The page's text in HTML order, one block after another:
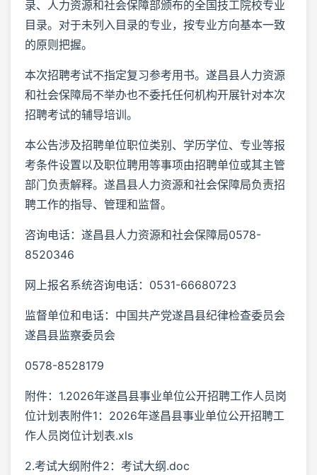
录、人力资源和社会保障部颁布的全国技工院校专业
目录。对于未列入目录的专业，按专业方向基本一致
的原则把握。
本次招聘考试不指定复习参考用书。遂昌县人力资源
和社会保障局不举办也不委托任何机构开展针对本次
招聘考试的辅导培训。
本公告涉及招聘单位职位类别、学历学位、专业等报
考条件设置以及职位聘用等事项由招聘单位或其主管
部门负责解释。遂昌县人力资源和社会保障局负责招
聘工作的指导、管理和监督。
咨询电话：遂昌县人力资源和社会保障局0578-
8520346
网上报名系统咨询电话：0531-66680723
监督单位和电话：中国共产党遂昌县纪律检查委员会
遂昌县监察委员会
0578-8528179
附件：1.2026年遂昌县事业单位公开招聘工作人员岗
位计划表附件1：2026年遂昌县事业单位公开招聘工
作人员岗位计划表.xls
2.考试大纲附件2：考试大纲.doc